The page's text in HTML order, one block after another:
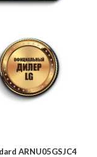
ARNU05GSJC4